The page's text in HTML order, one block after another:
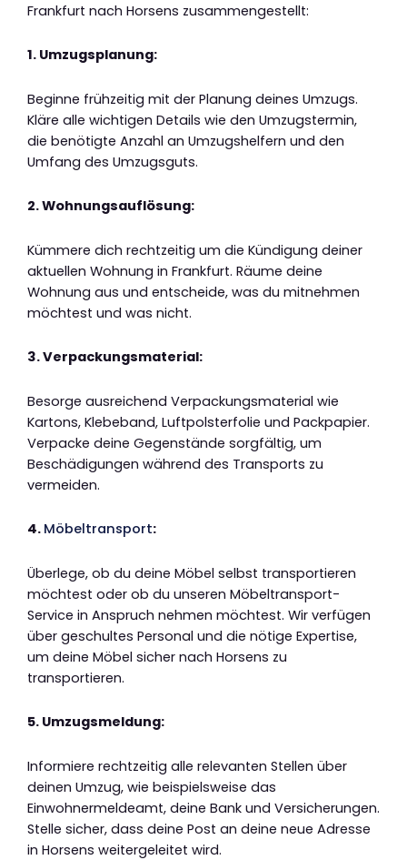
Frankfurt nach Horsens zusammengestellt:
1. Umzugsplanung:
Beginne frühzeitig mit der Planung deines Umzugs.
Kläre alle wichtigen Details wie den Umzugstermin,
die benötigte Anzahl an Umzugshelfern und den
Umfang des Umzugsguts.
2. Wohnungsauflösung:
Kümmere dich rechtzeitig um die Kündigung deiner
aktuellen Wohnung in Frankfurt. Räume deine
Wohnung aus und entscheide, was du mitnehmen
möchtest und was nicht.
3. Verpackungsmaterial:
Besorge ausreichend Verpackungsmaterial wie
Kartons, Klebeband, Luftpolsterfolie und Packpapier.
Verpacke deine Gegenstände sorgfältig, um
Beschädigungen während des Transports zu
vermeiden.
4. Möbeltransport:
Überlege, ob du deine Möbel selbst transportieren
möchtest oder ob du unseren Möbeltransport-
Service in Anspruch nehmen möchtest. Wir verfügen
über geschultes Personal und die nötige Expertise,
um deine Möbel sicher nach Horsens zu
transportieren.
5. Umzugsmeldung:
Informiere rechtzeitig alle relevanten Stellen über
deinen Umzug, wie beispielsweise das
Einwohnermeldeamt, deine Bank und Versicherungen.
Stelle sicher, dass deine Post an deine neue Adresse
in Horsens weitergeleitet wird.